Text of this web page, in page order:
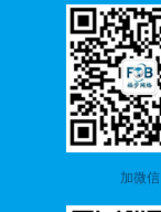
加微信